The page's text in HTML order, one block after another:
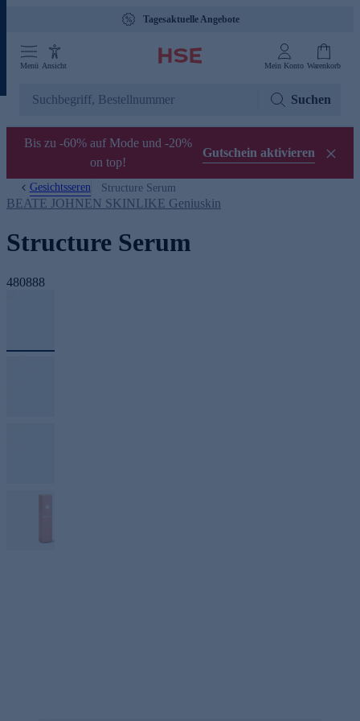
Tagesaktuelle Angebote
Menü Ansicht Mein Konto Warenkorb
Suchen
Bis zu -60% auf Mode und -20%
on top!
Gutschein aktivieren
Gesichtsseren Structure Serum
BEATE JOHNEN SKINLIKE Geniuskin
Structure Serum
480888